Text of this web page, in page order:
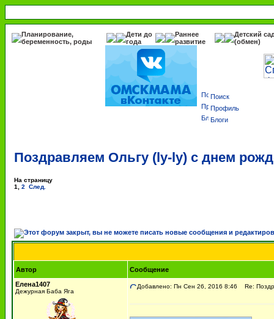
Планирование,
беременность, роды
Дети до
года
Раннее
развитие
Детский
(обмен)
Поиск
Профиль
Блоги
Поздравляем Ольгу (ly-ly) с днем
На страницу
1
2 След.
Автор
Сообщение
Елена1407
Дежурная Баба Яга
Добавлено: Пн Сен 26, 2016 8:46 Re: